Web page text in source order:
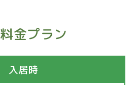
料金プラン
入居時